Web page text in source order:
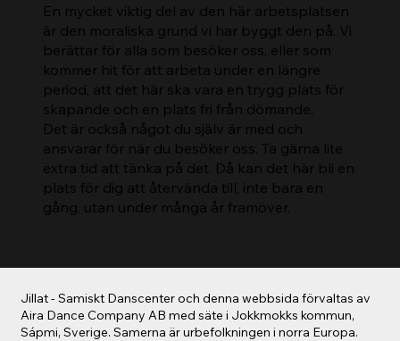
En mycket viktig del av den här arbetsplatsen
är den moraliska grund vi har byggt den på. Vi
berättar för alla som besöker oss, eller som
kommer hit för att arbeta under en längre
period, att det här ska vara en trygg plats för
skapande och en plats fri från dömande.
Det är också något du själv är med och
ansvarar för när du besöker oss. Ta gärna lite
extra tid att tänka på det. Då kan det här bli en
plats för dig att återvända till, inte bara en
gång, utan under många år framöver.
Jillat - Samiskt Danscenter och denna webbsida förvaltas av
Aira Dance Company AB med säte i Jokkmokks kommun,
Sápmi, Sverige. Samerna är urbefolkningen i norra Europa.